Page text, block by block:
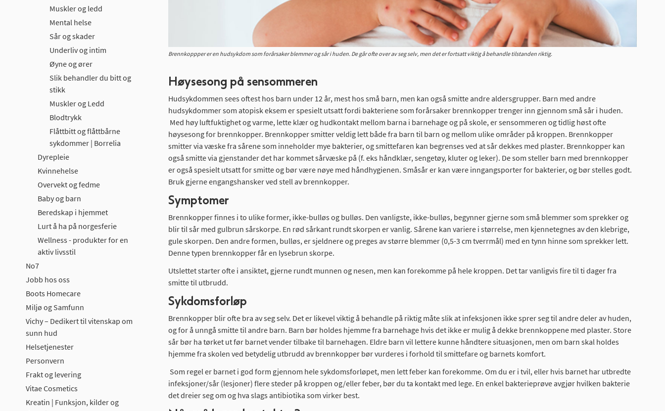
Brennkoppper er en hudsykdom som forårsaker blemmer og sår i huden. De går ofte over av seg selv, men det er fortsatt viktig å behandle tilstanden riktig.
Høysesong på sensommeren
Hudsykdommen sees oftest hos barn under 12 år, mest hos små barn, men kan også smitte andre aldersgrupper. Barn med andre
hudsykdommer som atopisk eksem er spesielt utsatt fordi bakteriene som forårsaker brennkopper trenger inn gjennom små sår i huden.
Med høy luftfuktighet og varme, lette klær og hudkontakt mellom barna i barnehage og på skole, er sensommeren og tidlig høst ofte
høysesong for brennkopper. Brennkopper smitter veldig lett både fra barn til barn og mellom ulike områder på kroppen. Brennkopper
smitter via væske fra sårene som inneholder mye bakterier, og smittefaren kan begrenses ved at sår dekkes med plaster. Brennkopper kan
også smitte via gjenstander det har kommet sårvæske på (f. eks håndklær, sengetøy, kluter og leker). De som steller barn med brennkopper
er også spesielt utsatt for smitte og bør være nøye med håndhygienen. Småsår er kan være inngangsporter for bakterier, og bør stelles godt.
Bruk gjerne engangshansker ved stell av brennkopper.
Symptomer
Brennkopper finnes i to ulike former, ikke-bulløs og bulløs. Den vanligste, ikke-bulløs, begynner gjerne som små blemmer som sprekker og
blir til sår med gulbrun sårskorpe. En rød sårkant rundt skorpen er vanlig. Sårene kan variere i størrelse, men kjennetegnes av den klebrige,
gule skorpen. Den andre formen, bulløs, er sjeldnere og preges av større blemmer (0,5-3 cm tverrmål) med en tynn hinne som sprekker lett.
Denne typen brennkopper får en lysebrun skorpe.
Utslettet starter ofte i ansiktet, gjerne rundt munnen og nesen, men kan forekomme på hele kroppen. Det tar vanligvis fire til ti dager fra
smitte til utbrudd.
Sykdomsforløp
Brennkopper blir ofte bra av seg selv. Det er likevel viktig å behandle på riktig måte slik at infeksjonen ikke sprer seg til andre deler av huden,
og for å unngå smitte til andre barn. Barn bør holdes hjemme fra barnehage hvis det ikke er mulig å dekke brennkoppene med plaster. Store
sår bør ha tørket ut før barnet vender tilbake til barnehagen. Eldre barn vil lettere kunne håndtere situasjonen, men om barn skal holdes
hjemme fra skolen ved betydelig utbrudd av brennkopper bør vurderes i forhold til smittefare og barnets komfort.
Som regel er barnet i god form gjennom hele sykdomsforløpet, men lett feber kan forekomme. Om du er i tvil, eller hvis barnet har utbredte
infeksjoner/sår (lesjoner) flere steder på kroppen og/eller feber, bør du ta kontakt med lege. En enkel bakterieprøve avgjør hvilken bakterie
det dreier seg om og hva slags antibiotika som virker best.
Muskler og ledd
Mental helse
Sår og skader
Underliv og intim
Øyne og ører
Slik behandler du bitt og
stikk
Muskler og Ledd
Blodtrykk
Flåttbitt og flåttbårne
sykdommer | Borrelia
Dyrepleie
Kvinnehelse
Overvekt og fedme
Baby og barn
Beredskap i hjemmet
Lurt å ha på norgesferie
Wellness - produkter for en
aktiv livsstil
No7
Jobb hos oss
Boots Homecare
Miljø og Samfunn
Vichy – Dedikert til vitenskap om
sunn hud
Helsetjenester
Personvern
Frakt og levering
Vitae Cosmetics
Kreatin | Funksjon, kilder og